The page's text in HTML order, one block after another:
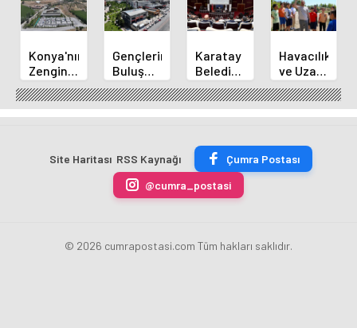
Konya'nın
Zengin
Mutfağı
GastroFest'te
Tanıtılacak
Gençlerin
Buluşma
Noktası
Talha
Bayrakçı
Yükseliyor
Karatay
Belediye
Başkanı
Kılca
Yeni
Açıkladı
Havacılık
ve Uzay
Yaz
Kursu
Başladı
Site Haritası RSS Kaynağı
Çumra Postası
@cumra_postasi
© 2026 cumrapostasi.com Tüm hakları saklıdır.